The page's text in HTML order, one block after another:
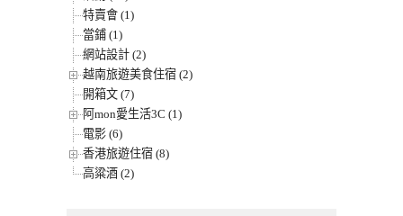
特賣會 (1)
當鋪 (1)
網站設計 (2)
越南旅遊美食住宿 (2)
開箱文 (7)
阿mon愛生活3C (1)
電影 (6)
香港旅遊住宿 (8)
高粱酒 (2)